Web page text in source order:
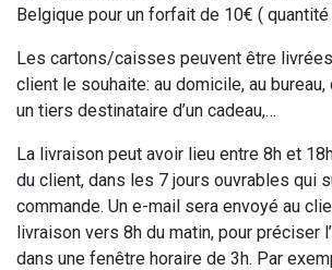
Belgique pour un forfait de 10€ ( quantité
Les cartons/caisses peuvent être
client le souhaite: au domicile, au
un tiers destinataire d’un cadeau,…
La livraison peut avoir lieu entre 8h et
du client, dans les 7 jours ouvrables qui
commande. Un e-mail sera envoyé au
livraison vers 8h du matin, pour préciser
dans une fenêtre horaire de 3h. Par